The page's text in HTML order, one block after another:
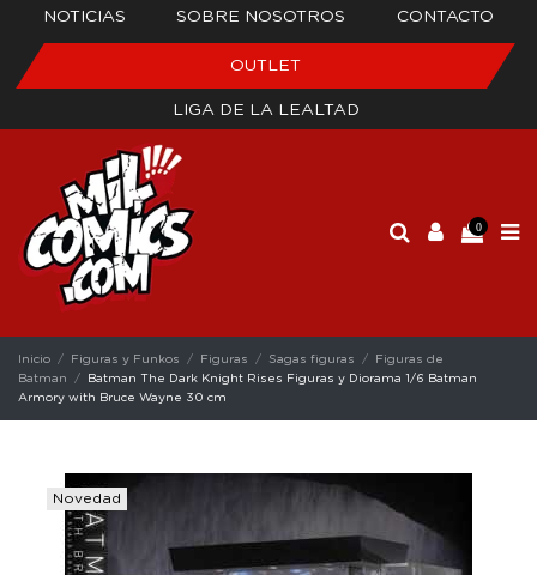
NOTICIAS SOBRE NOSOTROS CONTACTO
OUTLET
LIGA DE LA LEALTAD
0
Inicio Figuras y Funkos Figuras Sagas figuras
Figuras de
Batman
Batman The Dark Knight Rises Figuras y Diorama 1/6 Batman
Armory with Bruce Wayne 30 cm
Novedad